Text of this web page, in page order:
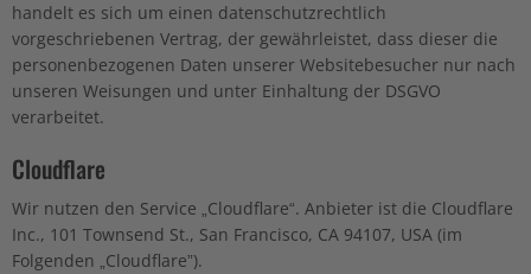
handelt es sich um einen datenschutzrechtlich
vorgeschriebenen Vertrag, der gewährleistet, dass dieser die
personenbezogenen Daten unserer Websitebesucher nur nach
unseren Weisungen und unter Einhaltung der DSGVO
verarbeitet.
Cloudflare
Wir nutzen den Service „Cloudflare“. Anbieter ist die Cloudflare
Inc., 101 Townsend St., San Francisco, CA 94107, USA (im
Folgenden „Cloudflare”).